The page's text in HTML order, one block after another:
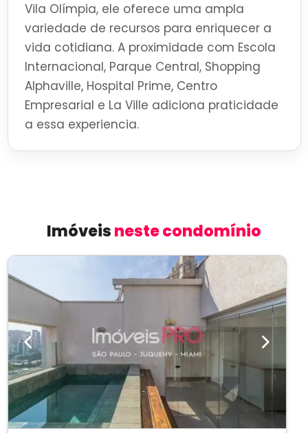
Vila Olímpia, ele oferece uma ampla
variedade de recursos para enriquecer a
vida cotidiana. A proximidade com Escola
Internacional, Parque Central, Shopping
Alphaville, Hospital Prime, Centro
Empresarial e La Ville adiciona praticidade
a essa experiencia.
Imóveisneste condomínio
Previous Next